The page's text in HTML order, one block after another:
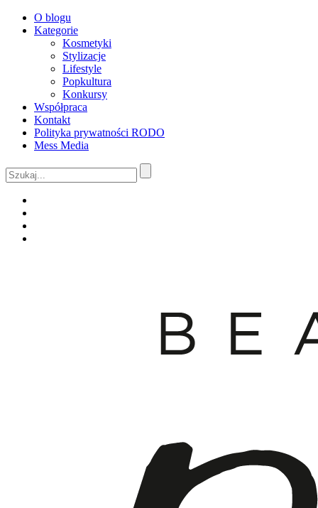
O blogu
Kategorie
Kosmetyki
Stylizacje
Lifestyle
Popkultura
Konkursy
Współpraca
Kontakt
Polityka prywatności RODO
Mess Media